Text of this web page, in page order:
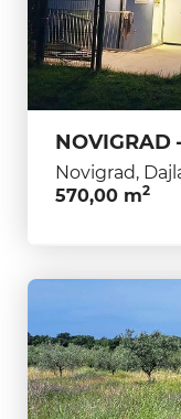
Novigrad,
570,00 m2